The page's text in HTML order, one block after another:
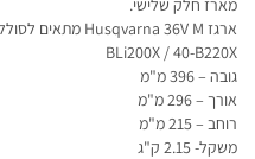
BLi200X / 40-B220X
גובה – 396 מ"מ
אורך – 296 מ"מ
רוחב – 215 מ"מ
משקל- 2.15 ק"ג